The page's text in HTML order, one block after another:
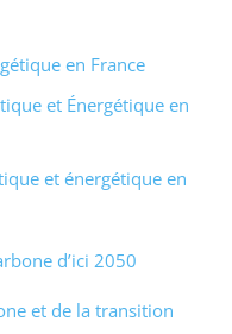
en France
et Énergétique en
et énergétique en
d’ici 2050
et de la transition